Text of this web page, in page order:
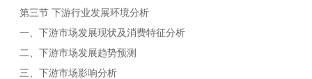
第三节 下游行业发展环境分析
一、下游市场发展现状及消费特征分析
二、下游市场发展趋势预测
三、下游市场影响分析